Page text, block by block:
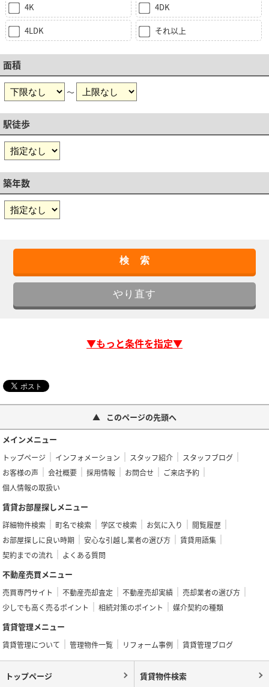
4K 4DK
4LDK それ以上
面積
～
駅徒歩
築年数
▼もっと条件を指定▼
このページの先頭へ
メインメニュー
トップページ インフォメーション スタッフ紹介
スタッフブログ
お客様の声
会社概要 採用情報 お問合せ
ご来店予約
個人情報の取扱い
賃貸お部屋探しメニュー
詳細物件検索 町名で検索 学区で検索 お気に入り
閲覧履歴
お部屋探しに良い時期
安心な引越し業者の選び方
賃貸用語集
契約までの流れ
よくある質問
不動産売買メニュー
売買専門サイト 不動産売却査定 不動産売却実績
売却業者の選び方
少しでも高く売るポイント
相続対策のポイント 媒介契約の種類
賃貸管理メニュー
賃貸管理について 管理物件一覧 リフォーム事例 賃貸管理ブログ
トップページ 賃貸物件検索